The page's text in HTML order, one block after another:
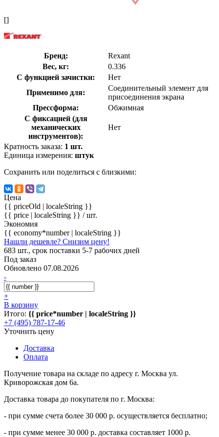
[]
Бренд:
Rexant
Вес, кг:
0.336
С функцией зачистки:
Нет
Применимо для:
Соединительный элемент для
присоединения экрана
Прессформа:
Обжимная
С фиксацией (для
механических
инструментов):
Нет
Кратность заказа: 1 шт.
Единица измерения: штук
Сохранить или поделиться с близкими:
Цена
{{ priceOld | localeString }}
{{ price | localeString }} / шт.
Экономия
{{ economy*number | localeString }}
Нашли дешевле? Снизим цену!
683 шт., срок поставки 5-7 рабочих дней
Под заказ
Обновлено 07.08.2026
-
+
В корзину
Итого: {{ price*number | localeString }}
+7 (495) 787-17-46
Уточнить цену
Доставка
Оплата
Получение товара на складе по адресу г. Москва ул.
Криворожская дом 6а.
Доставка товара до покупателя по г. Москва:
- при сумме счета более 30 000 р. осуществляется бесплатно;
- при сумме менее 30 000 р. доставка составляет 1000 р.